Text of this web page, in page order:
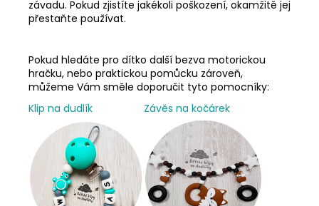
závadu. Pokud zjistíte jakékoli poškození, okamžitě jej
přestaňte používat.
Pokud hledáte pro dítko další bezva motorickou
hračku, nebo praktickou pomůcku zároveň,
můžeme Vám směle doporučit tyto pomocníky:
Klip na dudlík
Závěs na kočárek